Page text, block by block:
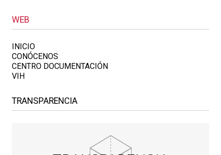
WEB
INICIO
CONÓCENOS
CENTRO DOCUMENTACIÓN
VIH
TRANSPARENCIA